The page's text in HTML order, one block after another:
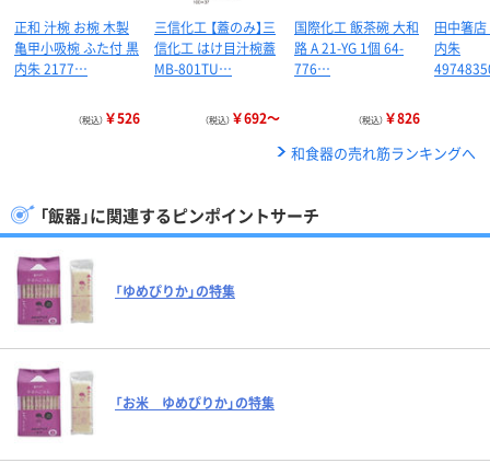
正和 汁椀 お椀 木製
亀甲小吸椀 ふた付 黒
内朱 2177…
（税込） ￥526
三信化工 【蓋のみ】三
信化工 はけ目汁椀蓋
MB-801TU…
（税込） ￥692～
国際化工 飯茶碗 大和
路 A 21-YG 1個 64-
776…
（税込） ￥826
田中箸
内朱
和食器の売れ筋ランキングへ
「飯器」に関連するピンポイントサーチ
「ゆめぴりか」の特集
「お米 ゆめぴりか」の特集